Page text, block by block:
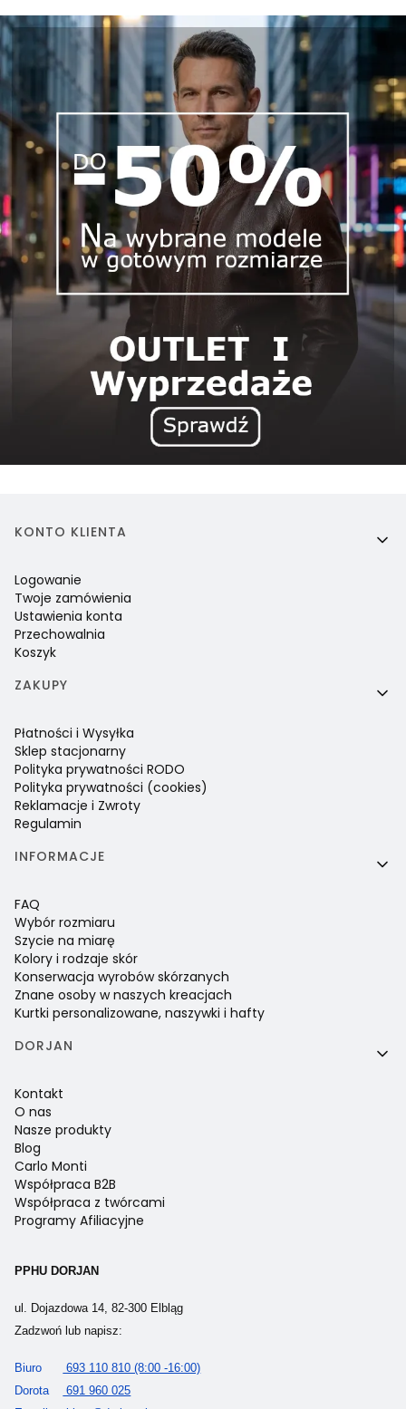
Linki w stopce
KONTO KLIENTA
Logowanie
Twoje zamówienia
Ustawienia konta
Przechowalnia
Koszyk
ZAKUPY
Płatności i Wysyłka
Sklep stacjonarny
Polityka prywatności RODO
Polityka prywatności (cookies)
Reklamacje i Zwroty
Regulamin
INFORMACJE
FAQ
Wybór rozmiaru
Szycie na miarę
Kolory i rodzaje skór
Konserwacja wyrobów skórzanych
Znane osoby w naszych kreacjach
Kurtki personalizowane, naszywki i hafty
DORJAN
Kontakt
O nas
Nasze produkty
Blog
Carlo Monti
Współpraca B2B
Współpraca z twórcami
Programy Afiliacyjne
PPHU DORJAN
ul. Dojazdowa 14, 82-300 Elbląg
Zadzwoń lub napisz:
Biuro
693 110 810 (8:00 -16:00)
Dorota
691 960 025